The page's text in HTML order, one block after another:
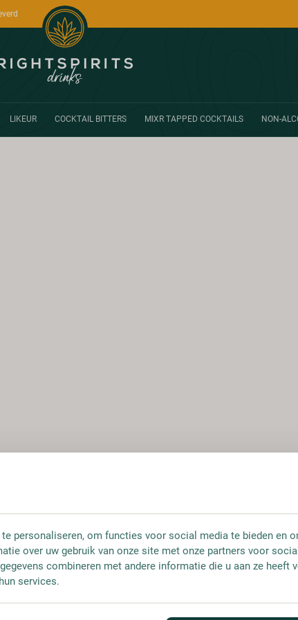
LIKEUR COCKTAIL BITTERS MIXR TAPPED COCKTAILS NON-
personaliseren, om functies voor social media te bieden en
over uw gebruik van onze site met onze partners voor
combineren met andere informatie die u aan ze heeft
services.